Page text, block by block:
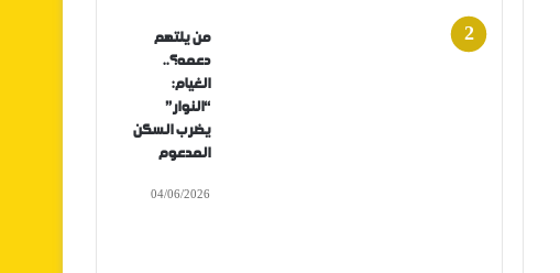
من يلتهم
دعمه؟..
الغيام:
“النوار”
يضرب السكن
المدعوم
04/06/2026